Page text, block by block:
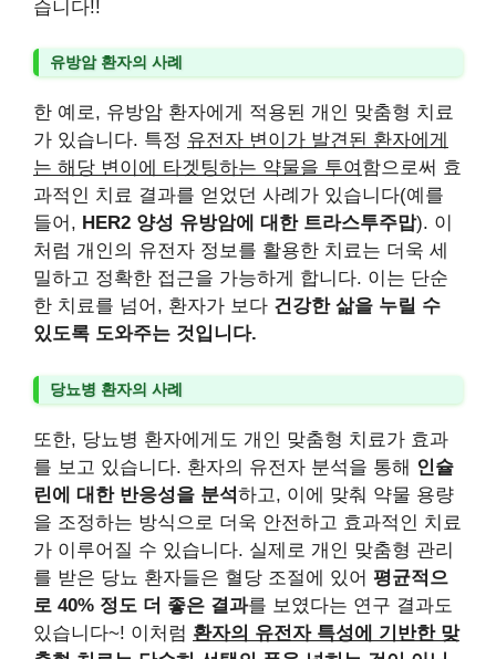
습니다!!
유방암 환자의 사례
한 예로, 유방암 환자에게 적용된 개인 맞춤형 치료
가 있습니다. 특정 유전자 변이가 발견된 환자에게
는 해당 변이에 타겟팅하는 약물을 투여 함으로써 효
과적인 치료 결과를 얻었던 사례가 있습니다(예를
들어, HER2 양성 유방암에 대한 트라스투주맙). 이
처럼 개인의 유전자 정보를 활용한 치료는 더욱 세
밀하고 정확한 접근을 가능하게 합니다. 이는 단순
한 치료를 넘어, 환자가 보다 건강한 삶을 누릴 수
있도록 도와주는 것입니다.
당뇨병 환자의 사례
또한, 당뇨병 환자에게도 개인 맞춤형 치료가 효과
를 보고 있습니다. 환자의 유전자 분석을 통해 인슐
린에 대한 반응성을 분석하고, 이에 맞춰 약물 용량
을 조정하는 방식으로 더욱 안전하고 효과적인 치료
가 이루어질 수 있습니다. 실제로 개인 맞춤형 관리
를 받은 당뇨 환자들은 혈당 조절에 있어 평균적으
로 40% 정도 더 좋은 결과를 보였다는 연구 결과도
있습니다~! 이처럼 환자의 유전자 특성에 기반한 맞